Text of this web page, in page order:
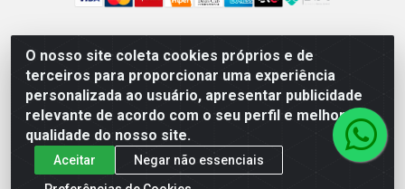
O nosso site coleta cookies próprios e de
terceiros para proporcionar uma experiência
personalizada ao usuário, apresentar publicidade
relevante de acordo com o seu perfil e melhorar a
qualidade do nosso site.
Aceitar
Negar não essenciais
NUTRY MAX COMÉRCIO DE PRODUTOS ALIMENTICIOS
LTDA - RUA DO FEIJÃO, 721 PENHA CIRCULAR/RJ -
CNPJ: 15.796.122/0001-03